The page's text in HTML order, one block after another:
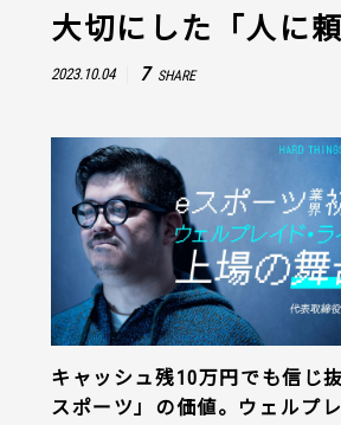
大切にした「人に頼
2023.10.04 7 SHARE
キャッシュ残10万円でも信じ
スポーツ」の価値。ウェルプ